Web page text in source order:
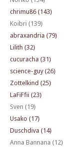
chrimu86 (143)
Koibri (139)
abraxandria (79)
Lilith (32)
cucuracha (31)
science-guy (26)
Zottelkind (25)
LaFiFfii (23)
Sven (19)
Usako (17)
Duschdiva (14)
Anna Bannana (12)